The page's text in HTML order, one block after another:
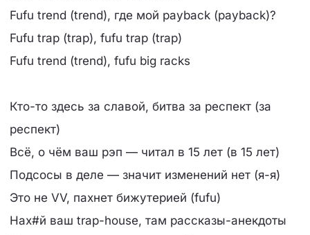
Fufu trend (trend), где мой payback (payback)?
Fufu trap (trap), fufu trap (trap)
Fufu trend (trend), fufu big racks
Кто-то здесь за славой, битва за респект (за
респект)
Всё, о чём ваш рэп — читал в 15 лет (в 15 лет)
Подсосы в деле — значит изменений нет (я-я)
Это не VV, пахнет бижутерией (fufu)
Нах#й ваш trap-house, там рассказы-анекдоты